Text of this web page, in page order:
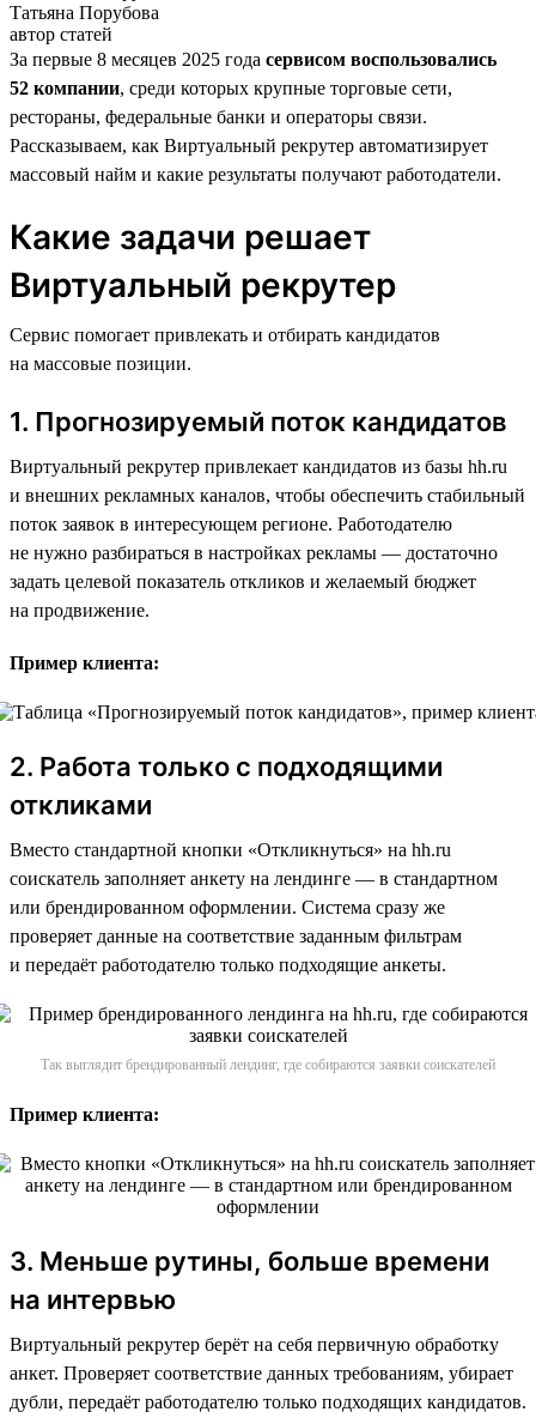
Татьяна Порубова
автор статей
За первые 8 месяцев 2025 года сервисом воспользовались
52 компании, среди которых крупные торговые сети,
рестораны, федеральные банки и операторы связи.
Рассказываем, как Виртуальный рекрутер автоматизирует
массовый найм и какие результаты получают работодатели.
Какие задачи решает
Виртуальный рекрутер
Сервис помогает привлекать и отбирать кандидатов
на массовые позиции.
1. Прогнозируемый поток кандидатов
Виртуальный рекрутер привлекает кандидатов из базы hh.ru
и внешних рекламных каналов, чтобы обеспечить стабильный
поток заявок в интересующем регионе. Работодателю
не нужно разбираться в настройках рекламы — достаточно
задать целевой показатель откликов и желаемый бюджет
на продвижение.
Пример клиента:
2. Работа только с подходящими
откликами
Вместо стандартной кнопки «Откликнуться» на hh.ru
соискатель заполняет анкету на лендинге — в стандартном
или брендированном оформлении. Система сразу же
проверяет данные на соответствие заданным фильтрам
и передаёт работодателю только подходящие анкеты.
Так выглядит брендированный лендинг, где собираются заявки соискателей
Пример клиента:
3. Меньше рутины, больше времени
на интервью
Виртуальный рекрутер берёт на себя первичную обработку
анкет. Проверяет соответствие данных требованиям, убирает
дубли, передаёт работодателю только подходящих кандидатов.